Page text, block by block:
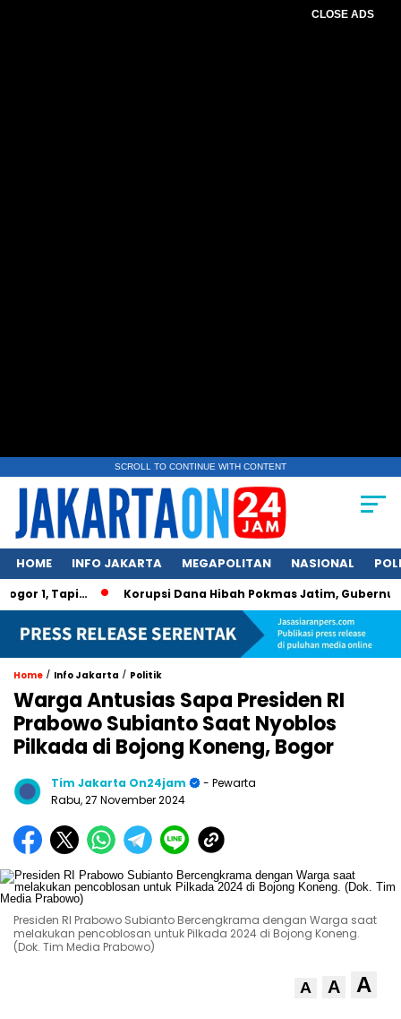
CLOSE ADS
SCROLL TO CONTINUE WITH CONTENT
HOME INFO JAKARTA MEGAPOLITAN NASIONAL
Tapi… Korupsi Dana Hibah Pokmas Jatim, Gubernur
Home / Info Jakarta / Politik
Warga Antusias Sapa Presiden RI
Prabowo Subianto Saat Nyoblos
Pilkada di Bojong Koneng, Bogor
Tim Jakarta On24jam
- Pewarta
Rabu, 27 November 2024
Presiden RI Prabowo Subianto Bercengkrama dengan Warga saat
melakukan pencoblosan untuk Pilkada 2024 di Bojong Koneng.
(Dok. Tim Media Prabowo)
A A A